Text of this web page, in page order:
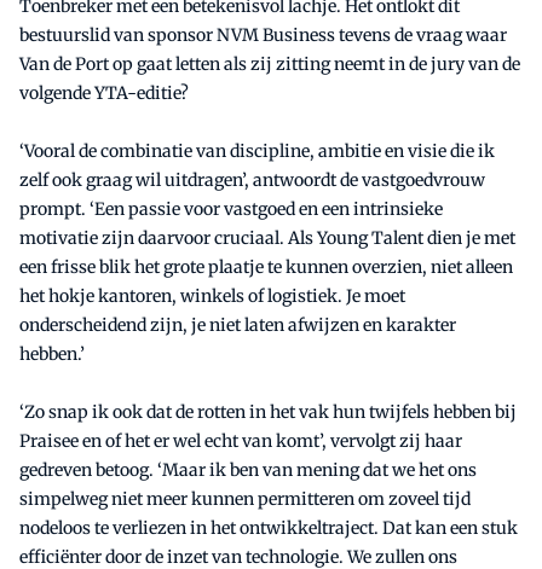
Toenbreker met een betekenisvol lachje. Het ontlokt dit
bestuurslid van sponsor NVM Business tevens de vraag waar
Van de Port op gaat letten als zij zitting neemt in de jury van de
volgende YTA-editie?
‘Vooral de combinatie van discipline, ambitie en visie die ik
zelf ook graag wil uitdragen’, antwoordt de vastgoedvrouw
prompt. ‘Een passie voor vastgoed en een intrinsieke
motivatie zijn daarvoor cruciaal. Als Young Talent dien je met
een frisse blik het grote plaatje te kunnen overzien, niet alleen
het hokje kantoren, winkels of logistiek. Je moet
onderscheidend zijn, je niet laten afwijzen en karakter
hebben.’
‘Zo snap ik ook dat de rotten in het vak hun twijfels hebben bij
Praisee en of het er wel echt van komt’, vervolgt zij haar
gedreven betoog. ‘Maar ik ben van mening dat we het ons
simpelweg niet meer kunnen permitteren om zoveel tijd
nodeloos te verliezen in het ontwikkeltraject. Dat kan een stuk
efficiënter door de inzet van technologie. We zullen ons